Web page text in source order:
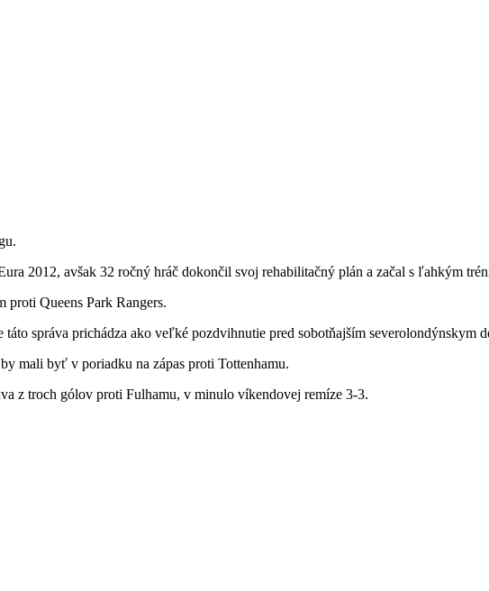
2012, avšak 32 ročný hráč dokončil svoj rehabilitačný plán a začal s ľahkým
proti Queens Park Rangers.
správa prichádza ako veľké pozdvihnutie pred sobotňajším severolondýnskym
mali byť v poriadku na zápas proti Tottenhamu.
z troch gólov proti Fulhamu, v minulo víkendovej remíze 3-3.